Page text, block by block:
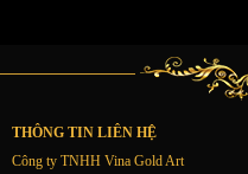
THÔNG TIN LIÊN HỆ
Công ty TNHH Vina Gold Art